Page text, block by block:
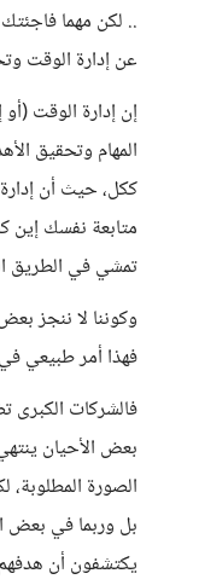
.. لكن مهما
عن إدارة الوقت
إن إدارة الوقت
المهام وتحقيق
ككل، حيث أن
متابعة نفسك إين
تمشي في الطريق
وكوننا لا ننجز
فهذا أمر طبيعي
فالشركات الكبرى
بعض الأحيان
الصورة المطلوبة،
بل وربما في بعض
يكتشفون أن هدفهم